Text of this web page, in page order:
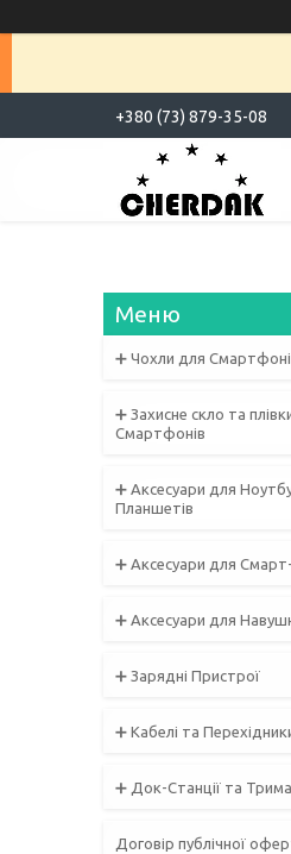
+380 (73) 879-35-08
➕ Чохли для
➕ Захисне скло та
Смартфонів
➕ Аксесуари для
Планшетів
➕ Аксесуари для
➕ Аксесуари для
➕ Зарядні Пристрої
➕ Кабелі та
➕ Док-Станції та
Договір публічної